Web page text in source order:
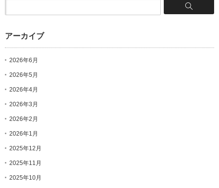
アーカイブ
2026年6月
2026年5月
2026年4月
2026年3月
2026年2月
2026年1月
2025年12月
2025年11月
2025年10月